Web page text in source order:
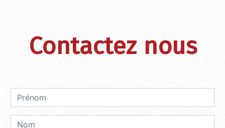
Contactez nous